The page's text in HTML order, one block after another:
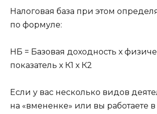
Налоговая база при этом
по формуле:
НБ = Базовая доходность х
показатель х К1 х К2
Если у вас несколько видов
на «вмененке» или вы работаете